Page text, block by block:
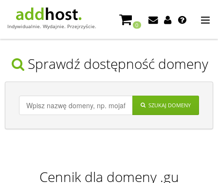
Indywidualnie. Wydajnie. Przejrzyście. 0
Sprawdź dostępność domeny
SZUKAJ DOMENY
Cennik dla domeny .gu